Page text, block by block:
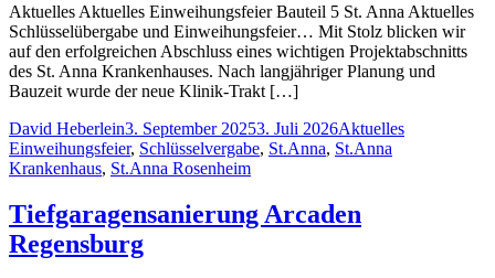
Aktuelles Aktuelles Einweihungsfeier Bauteil 5 St. Anna Aktuelles
Schlüsselübergabe und Einweihungsfeier… Mit Stolz blicken wir
auf den erfolgreichen Abschluss eines wichtigen Projektabschnitts
des St. Anna Krankenhauses. Nach langjähriger Planung und
Bauzeit wurde der neue Klinik-Trakt […]
Posted
by
David Heberlein3. September 20253. Juli 2026Posted
in
AktuellesTags:
Einweihungsfeier, Schlüsselvergabe, St.Anna, St.Anna
Krankenhaus, St.Anna Rosenheim
Tiefgaragensanierung Arcaden
Regensburg